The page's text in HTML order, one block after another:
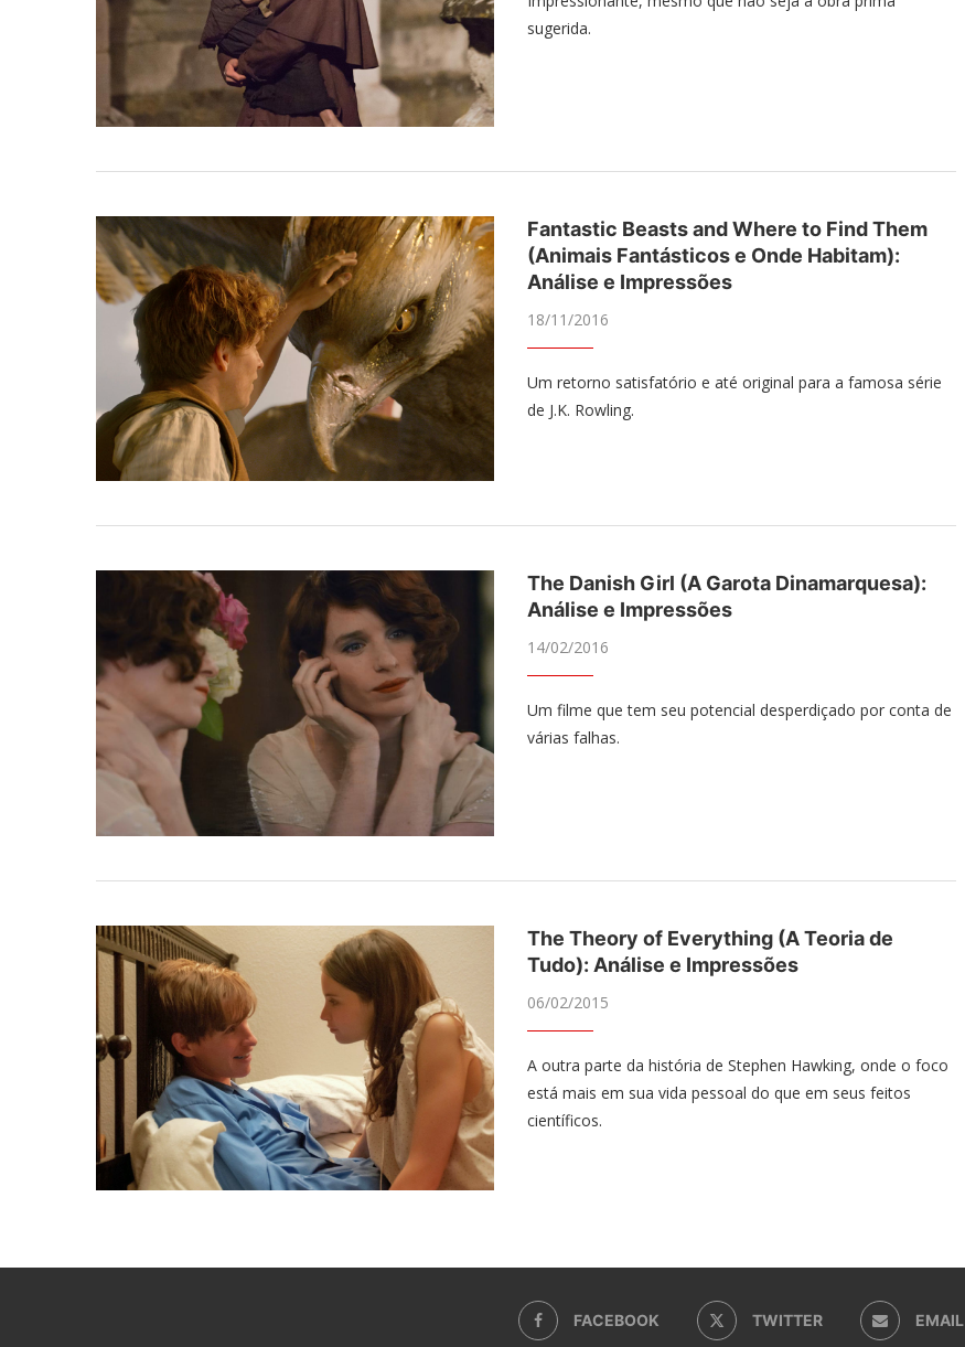
sugerida.
Fantastic Beasts and Where to Find Them
(Animais Fantásticos e Onde Habitam):
Análise e Impressões
18/11/2016
Um retorno satisfatório e até original para a famosa série
de J.K. Rowling.
The Danish Girl (A Garota Dinamarquesa):
Análise e Impressões
14/02/2016
Um filme que tem seu potencial desperdiçado por conta de
várias falhas.
The Theory of Everything (A Teoria de
Tudo): Análise e Impressões
06/02/2015
A outra parte da história de Stephen Hawking, onde o foco
está mais em sua vida pessoal do que em seus feitos
científicos.
FACEBOOK TWITTER EMAIL